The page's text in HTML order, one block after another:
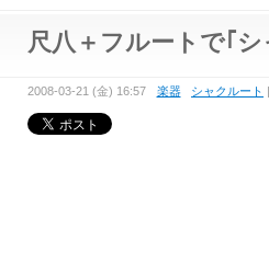
尺八＋フルートで｢
2008-03-21 (金) 16:57 楽器 シャクルート